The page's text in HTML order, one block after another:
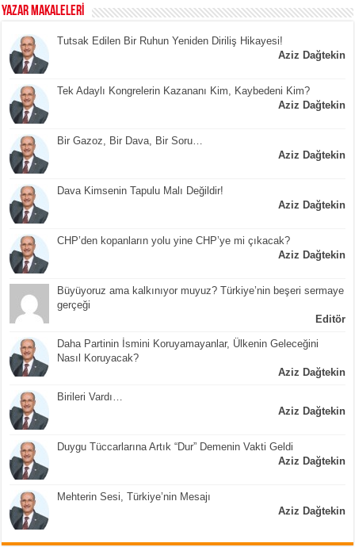
YAZAR MAKALELERİ
Tutsak Edilen Bir Ruhun Yeniden Diriliş Hikayesi!
Aziz Dağtekin
Tek Adaylı Kongrelerin Kazananı Kim, Kaybedeni Kim?
Aziz Dağtekin
Bir Gazoz, Bir Dava, Bir Soru…
Aziz Dağtekin
Dava Kimsenin Tapulu Malı Değildir!
Aziz Dağtekin
CHP’den kopanların yolu yine CHP’ye mi çıkacak?
Aziz Dağtekin
Büyüyoruz ama kalkınıyor muyuz? Türkiye’nin beşeri sermaye
gerçeği
Editör
Daha Partinin İsmini Koruyamayanlar, Ülkenin Geleceğini
Nasıl Koruyacak?
Aziz Dağtekin
Birileri Vardı…
Aziz Dağtekin
Duygu Tüccarlarına Artık “Dur” Demenin Vakti Geldi
Aziz Dağtekin
Mehterin Sesi, Türkiye’nin Mesajı
Aziz Dağtekin